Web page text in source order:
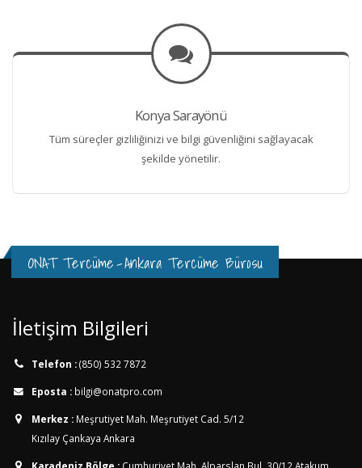
Konya Sarayönü
Tüm süreçler gizliliğinizi ve bilgi güvenliğini sağlayacak
şekilde yönetilir.
ONAT Tercüme-Ankara Tercüme Bürosu
İletişim Bilgileri
Telefon :(850) 532 7872
Eposta : bilgi@onatpro.com
Merkez : Meşrutiyet Mah. Meşrutiyet Cad. 5/12
Kızılay Çankaya Ankara
Karadeniz Bölge : Cumhuriyet Mah. Alparslan Bul. 30/12 Atakum